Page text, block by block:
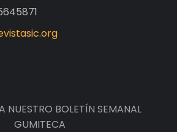
NUESTRO BOLETÍN SEMANAL
GUMITECA